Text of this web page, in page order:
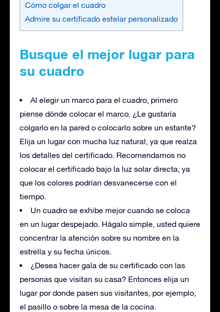
Cómo colgar el cuadro
Admire su certificado estelar personalizado
Busque el mejor lugar para
su cuadro
Al elegir un marco para el cuadro, primero
piense dónde colocar el marco. ¿Le gustaría
colgarlo en la pared o colocarlo sobre un estante?
Elija un lugar con mucha luz natural, ya que realza
los detalles del certificado. Recomendamos no
colocar el certificado bajo la luz solar directa, ya
que los colores podrían desvanecerse con el
tiempo.
Un cuadro se exhibe mejor cuando se coloca
en un lugar despejado. Hágalo simple, usted quiere
concentrar la atención sobre su nombre en la
estrella y su fecha únicos.
¿Desea hacer gala de su certificado con las
personas que visitan su casa? Entonces elija un
lugar por donde pasen sus visitantes, por ejemplo,
el pasillo o sobre la mesa de la cocina.